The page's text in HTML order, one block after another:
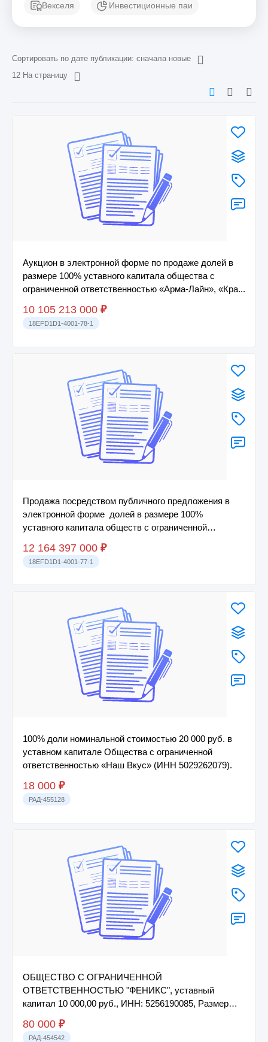
Векселя
Инвестиционные паи
Сортировать по дате публикации: сначала новые
12 На страницу
Аукцион в электронной форме по продаже долей в
размере 100% уставного капитала общества с
ограниченной ответственностью «Арма-Лайн», «Кра...
10 105 213 000 ₽
18EFD1D1-4001-78-1
Продажа посредством публичного предложения в
электронной форме долей в размере 100%
уставного капитала обществ с ограниченной
12 164 397 000 ₽
18EFD1D1-4001-77-1
100% доли номинальной стоимостью 20 000 руб. в
уставном капитале Общества с ограниченной
ответственностью «Наш Вкус» (ИНН 5029262079).
18 000 ₽
РАД-455128
ОБЩЕСТВО С ОГРАНИЧЕННОЙ
ОТВЕТСТВЕННОСТЬЮ "ФЕНИКС", уставный
капитал 10 000,00 руб., ИНН: 5256190085, Размер
80 000 ₽
РАД-454542